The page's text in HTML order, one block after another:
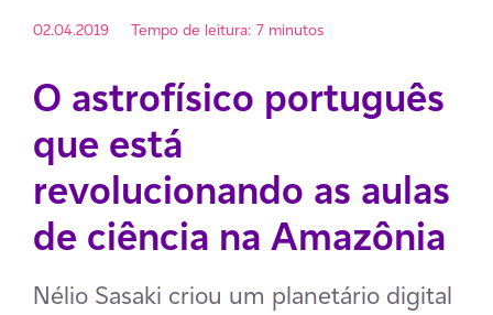
02.04.2019 Tempo de leitura: 7 minutos
O astrofísico português
que está
revolucionando as aulas
de ciência na Amazônia
Nélio Sasaki criou um planetário digital